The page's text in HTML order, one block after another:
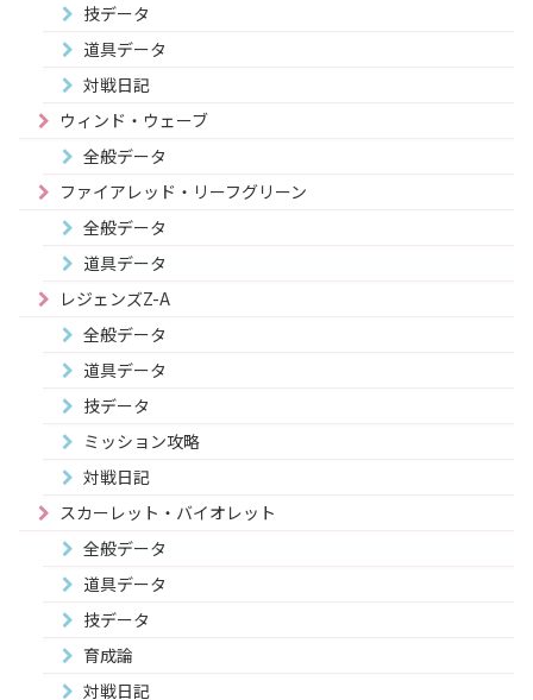
技データ
道具データ
対戦日記
ウィンド・ウェーブ
全般データ
ファイアレッド・リーフグリーン
全般データ
道具データ
レジェンズZ-A
全般データ
道具データ
技データ
ミッション攻略
対戦日記
スカーレット・バイオレット
全般データ
道具データ
技データ
育成論
対戦日記